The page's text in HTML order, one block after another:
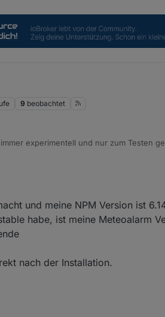
9 beobachtet
experimentell und nur zum Testen
npm 7 installiert, das macht in der Version
und meine NPM Version ist
habe, ist meine Meteoalarm
nach der Installation.